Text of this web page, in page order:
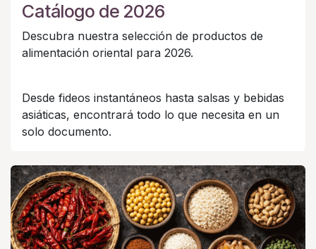
Catálogo de 2026
Descubra nuestra selección de productos de
alimentación oriental para 2026.
Desde fideos instantáneos hasta salsas y bebidas
asiáticas, encontrará todo lo que necesita en un
solo documento.